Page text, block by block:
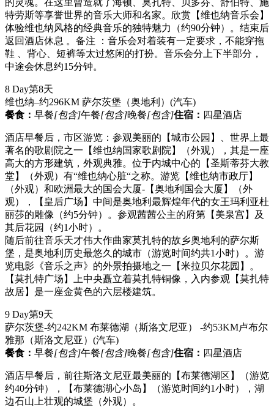
特劳斯等享誉世界的音乐大师和名家。欣赏【维也纳音乐会】
体验维也纳风格的经典音乐的独特魅力（约90分钟）。结束后
返回酒店休息 。备注 ：音乐会对着装有一定要求，不能穿拖
鞋 、背心、短裤等太过悠闲的打扮。音乐会分上下半部分，
中途会休息约15分钟。
8 Day第8天
维也纳–约296KM 萨尔茨堡（奥地利） (汽车)
餐食： 早餐[包含]午餐[包含]晚餐[包含]住宿： 四星酒店
酒店早餐后，市区游览：参观美丽的【城市公园】、世界上最
著名的歌剧院之一【维也纳国家歌剧院】（外观），其是一座
高大的方形建筑，外观典雅。位于内城中心的【圣斯蒂芬大教
堂】（外观）有“维也纳心脏“之称。游览【维也纳市政厅】
（外观）和欧洲最大的国会大厦-【奥地利国会大厦】（外
观），【皇后广场】中间是奥地利最辉煌年代的女王玛利亚杜
丽莎的雕像（约5分钟）。参观茜茜公主的府第【美泉宫】及
其后花园（约1小时）。
随后前往音乐天才伟大作曲家莫扎特的故乡奥地利的萨尔斯
堡，是奥地利历史最悠久的城市（游览时间约共1小时）。游
览电影《音乐之声》的外景拍摄地之一【米拉贝尔花园】。
【莫扎特广场】上中央矗立着莫扎特铜像，入内参观【莫扎特
故居】是一座金黄色的六层楼建筑。
9 Day第9天
萨尔茨堡-约242KM 布莱德湖（斯洛文尼亚） -约53KM卢布尔
雅那（斯洛文尼亚） (汽车)
餐食： 早餐[包含]午餐[包含]晚餐[包含]住宿： 四星酒店
酒店早餐后，前往斯洛文尼亚最美丽的【布莱德湖区】（游览
约40分钟），【布莱德湖心小岛】（游览时间约1小时），湖
边石山上壮观的城堡（外观）。